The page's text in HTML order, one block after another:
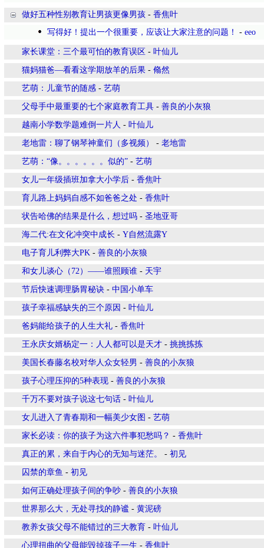
做好五种性别教育让男孩更像男孩 - 香焦叶
写得好！提出一个很重要，应该让大家注意的问题！
- eeo
家长课堂：三个最可怕的教育误区 - 叶仙儿
猫妈猫爸—看看这学期放羊的后果 - 翛然
艺萌：儿童节的随感 - 艺萌
父母手中最重要的七个家庭教育工具 - 善良的小灰狼
越南小学数学题难倒一片人 - 叶仙儿
老地雷：聊了钢琴神童们（多视频） - 老地雷
艺萌：“像。。。。。。似的” - 艺萌
女儿一年级插班加拿大小学后 - 香焦叶
育儿路上妈妈自感不如爸爸之处 - 香焦叶
状告哈佛的结果是什么，想过吗 - 圣地亚哥
海二代:在文化冲突中成长 - Y自然流露Y
电子育儿利弊大PK - 善良的小灰狼
和女儿谈心（72）——谁照顾谁 - 天宇
节后快速调理肠胃秘诀 - 中国小单车
孩子幸福感缺失的三个原因 - 叶仙儿
爸妈能给孩子的人生大礼 - 香焦叶
王永庆女婿杨定一：人人都可以是天才 - 挑挑拣拣
美国长春藤名校对华人众女轻男 - 善良的小灰狼
孩子心理压抑的5种表现 - 善良的小灰狼
千万不要对孩子说这七句话 - 叶仙儿
女儿进入了青春期和一幅美少女图 - 艺萌
家长必读：你的孩子为这六件事犯愁吗？ - 香焦叶
真正的累，来自于内心的无知与迷茫。 - 初见
囚禁的章鱼 - 初见
如何正确处理孩子间的争吵 - 善良的小灰狼
世界那么大，无处寻找的静谧 - 黄泥磅
教养女孩父母不能错过的三大教育 - 叶仙儿
心理扭曲的父母能毁掉孩子一生 - 香焦叶